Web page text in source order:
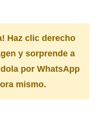
Haz clic derecho
y sorprende a
por WhatsApp
mismo.